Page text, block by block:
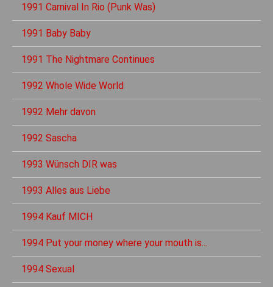
1991 Carnival In Rio (Punk Was)
1991 Baby Baby
1991 The Nightmare Continues
1992 Whole Wide World
1992 Mehr davon
1992 Sascha
1993 Wünsch DIR was
1993 Alles aus Liebe
1994 Kauf MICH
1994 Put your money where your mouth is...
1994 Sexual